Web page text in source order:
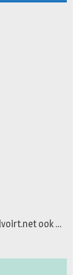
ook …